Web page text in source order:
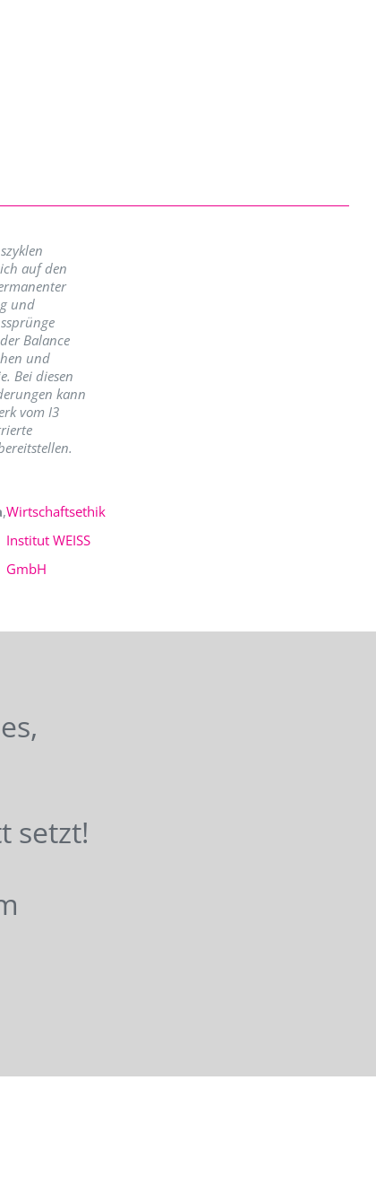
auf den
und
Balance
und
Bei diesen
kann
vom I3
,Wirtschaftsethik
Institut WEISS
GmbH
setzt!